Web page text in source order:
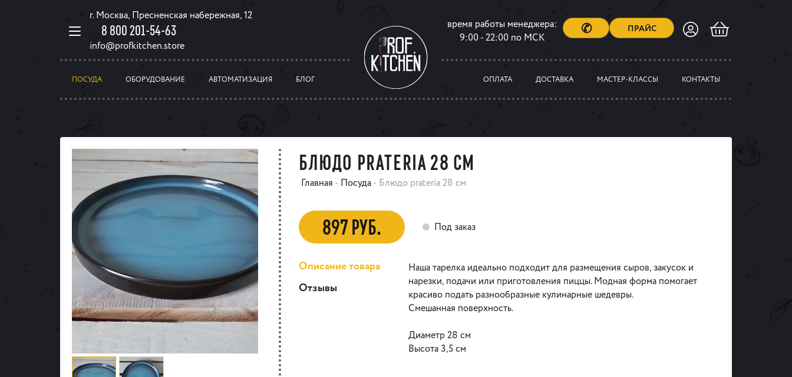
г. Москва, Пресненская набережная, 12
8 800 201-54-63
info@profkitchen.store
время работы менеджера:
9:00 - 22:00 по МСК
✆ ПРАЙС
ПОСУДА ОБОРУДОВАНИЕ АВТОМАТИЗАЦИЯ БЛОГ ОПЛАТА ДОСТАВКА МАСТЕР-КЛАССЫ КОНТАКТЫ
БЛЮДО PRATERIA 28 СМ
Главная - Посуда- Блюдо prateria 28 см
897 РУБ. Под заказ
Описание товара
Отзывы
Наша тарелка идеально подходит для размещения сыров, закусок и
нарезки, подачи или приготовления пиццы. Модная форма помогает
красиво подать разнообразные кулинарные шедевры.
Смешанная поверхность.
Диаметр 28 см
Высота 3,5 см